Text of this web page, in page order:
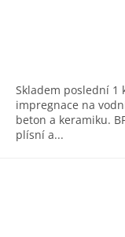
Skladem poslední 1
impregnace na
beton a keramiku.
plísní a...